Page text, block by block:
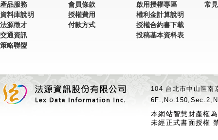
產品服務
資料庫說明
法源徵才
交通資訊
策略聯盟
會員條款
授權費用
付款方式
啟用授權專區
權利金計算說明
授權合約書下載
投稿基本資料表
常
104 台北市中山區
本網站智慧財產權
未經正式書面授權